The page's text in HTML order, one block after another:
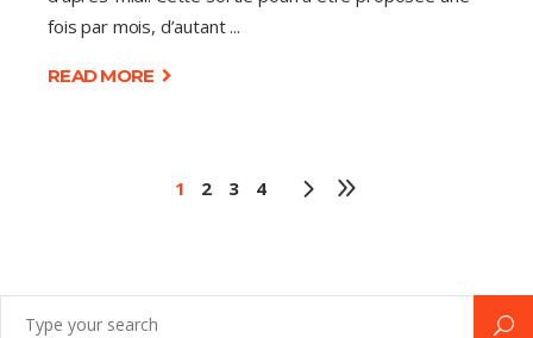
fois par mois, d’autant
READ MORE
1 2 3 4